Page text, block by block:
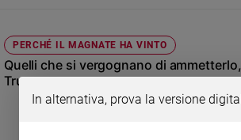
Cinema,
Tv
e
streaming
Libri
PERCHÉ IL MAGNATE HA VINTO
Quelli che si vergognano di
Trump
In alternativa, prova la versione